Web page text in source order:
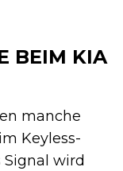
BEIM KIA
manche
Keyless-
Signal wird